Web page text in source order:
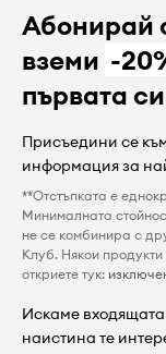
Абонирай
вземи -
първата
Присъедини се
информация за
**Отстъпката е
Минималната
не се комбинира с
Клуб. Някои
откриете тук:
Искаме
наистина те